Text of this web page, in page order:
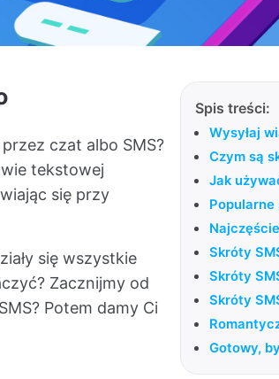
Spis treści:
Wysyłaj
Czym są
Jak
Popularne
Skróty
Skróty
Skróty
Gotowy,
czat albo SMS?
tekstowej
się przy
się wszystkie
Zacznijmy od
Potem damy Ci